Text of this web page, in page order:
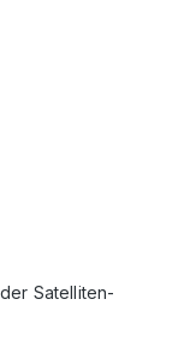
Satelliten-